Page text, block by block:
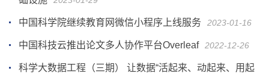
中国科学院继续教育网微信小程序上线服务 2023-01-16
中国科技云推出论文多人协作平台Overleaf 2022-12-26
科学大数据工程（三期） 让数据“活起来、动起来、用起